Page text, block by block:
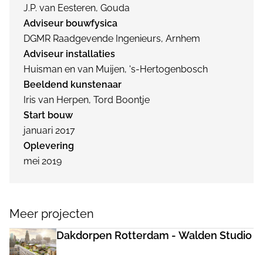
J.P. van Eesteren, Gouda
Adviseur bouwfysica
DGMR Raadgevende Ingenieurs, Arnhem
Adviseur installaties
Huisman en van Muijen, 's-Hertogenbosch
Beeldend kunstenaar
Iris van Herpen, Tord Boontje
Start bouw
januari 2017
Oplevering
mei 2019
Meer projecten
Dakdorpen Rotterdam - Walden Studio